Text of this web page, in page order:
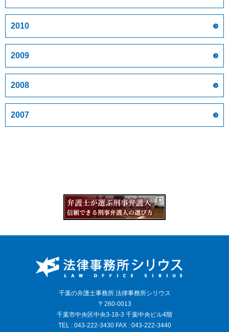
2010
2009
2008
2007
千葉の弁護士事務所 法律事務所シリウス
〒260-0013
千葉市中央区中央3-18-3 千葉中央ビル4階
TEL : 043-222-3430 FAX : 043-222-3440